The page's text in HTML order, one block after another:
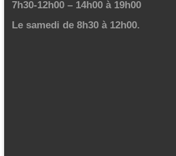
7h30-12h00 – 14h00 à 19h00
Le samedi de 8h30 à 12h00.